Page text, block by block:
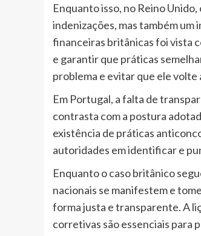
Enquanto isso, no Reino
indenizações, mas também
financeiras britânicas foi vista
e garantir que práticas
problema e evitar que ele
Em Portugal, a falta de
contrasta com a postura
existência de práticas
autoridades em identificar e
Enquanto o caso britânico
nacionais se manifestem e
forma justa e transparente. A
corretivas são essenciais para